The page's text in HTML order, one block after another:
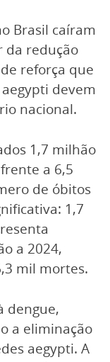
Brasil caíram
da redução
reforça que
devem
nacional.
1,7 milhão
a 6,5
de óbitos
1,7
a 2024,
mil mortes.
dengue,
a eliminação
aegypti. A